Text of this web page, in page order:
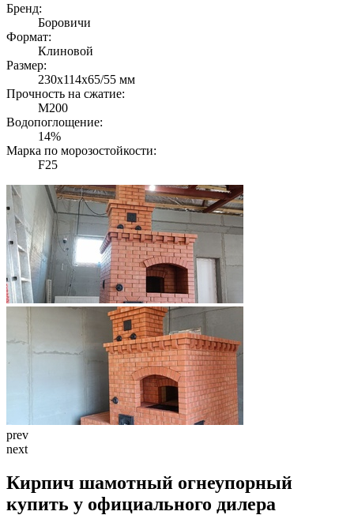
Бренд:
Боровичи
Формат:
Клиновой
Размер:
230x114x65/55 мм
Прочность на сжатие:
М200
Водопоглощение:
14%
Марка по морозостойкости:
F25
prev
next
Кирпич шамотный огнеупорный
купить у официального дилера